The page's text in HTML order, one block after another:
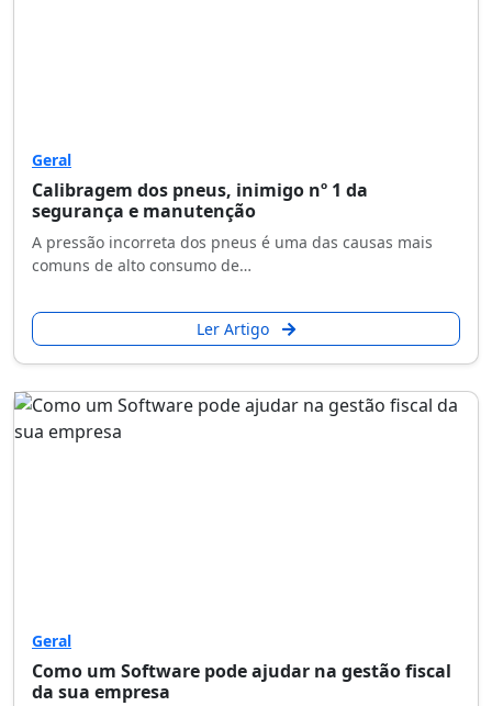
Geral
Calibragem dos pneus, inimigo nº 1 da
segurança e manutenção
A pressão incorreta dos pneus é uma das causas mais
comuns de alto consumo de…
Ler Artigo
Geral
Como um Software pode ajudar na gestão fiscal
da sua empresa